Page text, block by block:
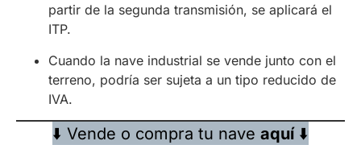
partir de la segunda transmisión, se aplicará el
ITP.
Cuando la nave industrial se vende junto con el
terreno, podría ser sujeta a un tipo reducido de
IVA.
⬇️ Vende o compra tu nave aquí⬇️